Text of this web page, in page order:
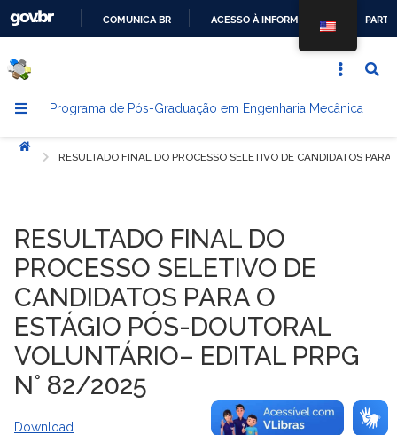
CONTEÚDO
COMUNICA BR ACESSO À INFORMAÇÃO
Programa de Pós-Graduação em Engenharia Mecânica
Início
RESULTADO FINAL DO PROCESSO SELETIVO DE CANDIDATOS
RESULTADO FINAL DO
PROCESSO SELETIVO DE
CANDIDATOS PARA O
ESTÁGIO PÓS-DOUTORAL
VOLUNTÁRIO– EDITAL PRPG
N° 82/2025
Download